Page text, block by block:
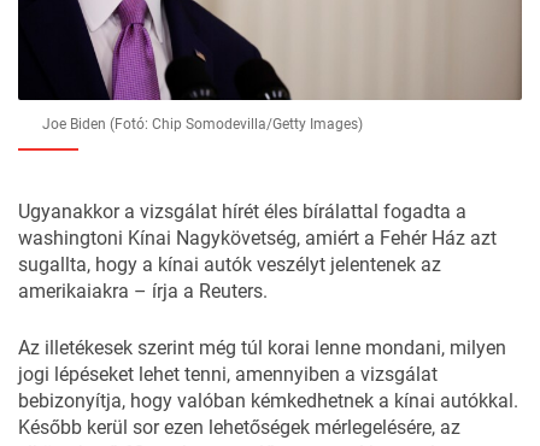
Joe Biden (Fotó: Chip Somodevilla/Getty Images)
Ugyanakkor a vizsgálat hírét éles bírálattal fogadta a
washingtoni Kínai Nagykövetség, amiért a Fehér Ház azt
sugallta, hogy a kínai autók veszélyt jelentenek az
amerikaiakra – írja a Reuters.
Az illetékesek szerint még túl korai lenne mondani, milyen
jogi lépéseket lehet tenni, amennyiben a vizsgálat
bebizonyítja, hogy valóban kémkedhetnek a kínai autókkal.
Később kerül sor ezen lehetőségek mérlegelésére, az